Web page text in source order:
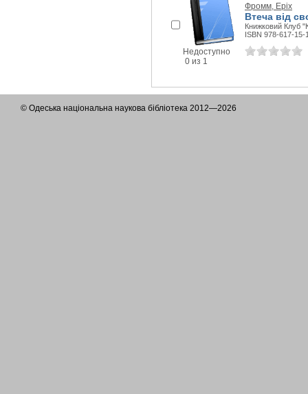
Недоступно
0 из 1
Фромм, Еріх
Втеча від
Книжковий Клуб
ISBN 978-617-15-
© Одеська національна наукова бібліотека 2012—2026